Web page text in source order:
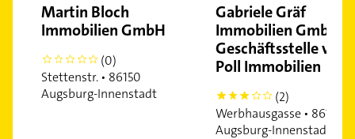
Martin Bloch
Immobilien GmbH
0
(0)
Stettenstr. • 86150
Augsburg-Innenstadt
Gabriele Gräf
Immobilien GmbH -
Geschäftsstelle von
Poll Immobilien
3
(2)
Werbhausgasse • 86150
Augsburg-Innenstadt